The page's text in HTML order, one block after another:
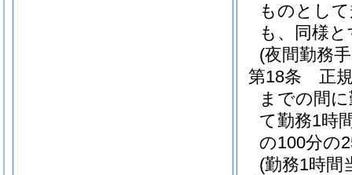
ものとし
も、同様
(夜間勤務
第18条
正
までの間
て勤務1時
の100分の
(勤務1時間